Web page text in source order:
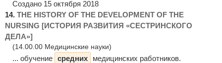
Создано 15 октября 2018
14. THE HISTORY OF THE DEVELOPMENT OF THE
NURSING [ИСТОРИЯ РАЗВИТИЯ «СЕСТРИНСКОГО
ДЕЛА»]
(14.00.00 Медицинские науки)
... обучение средних
медицинских работников.